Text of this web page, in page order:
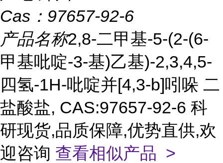
Cas： 97657-92-6
产品名称2,8-二甲基-5-(2-(6-
甲基吡啶-3-基)乙基)-2,3,4,5-
四氢-1H-吡啶并[4,3-b]吲哚 二
盐酸盐, CAS:97657-92-6 科
研现货,品质保障,优势直供,欢
迎咨询 查看相似产品 >